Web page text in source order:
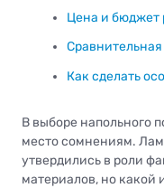
Цена и бюджет
Как сделать
В выборе напольного
место сомнениям.
утвердились в роли
материалов, но какой